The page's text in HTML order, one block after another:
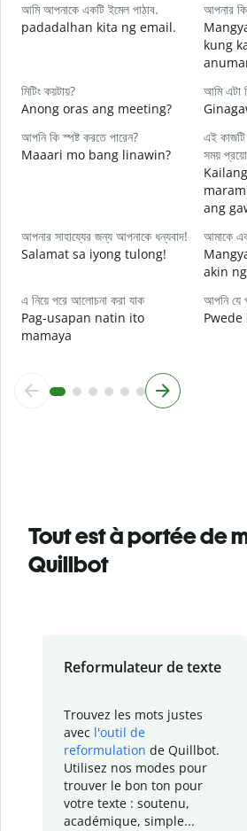
আমি আপনাকে একটি ইমেল পাঠাব.
padadalhan kita ng email.
আপনার
kung
মিটিং কয়টায়?
Anong oras ang meeting?
আমি এটা
আপনি কি স্পষ্ট করতে পারেন?
Maaari mo bang linawin?
এই
সময়
ang
আপনার সাহায্যের জন্য আপনাকে ধন্যবাদ!
Salamat sa iyong tulong!
আমাকে
akin
এ নিয়ে পরে আলোচনা করা যাক
Pag-usapan natin ito
mamaya
আপনি যে
Tout est à portée de
Quillbot
Reformulateur de texte
Trouvez les mots justes
avec l'outil de
reformulation de Quillbot.
Utilisez nos modes pour
trouver le bon ton pour
votre texte : soutenu,
académique, simple...